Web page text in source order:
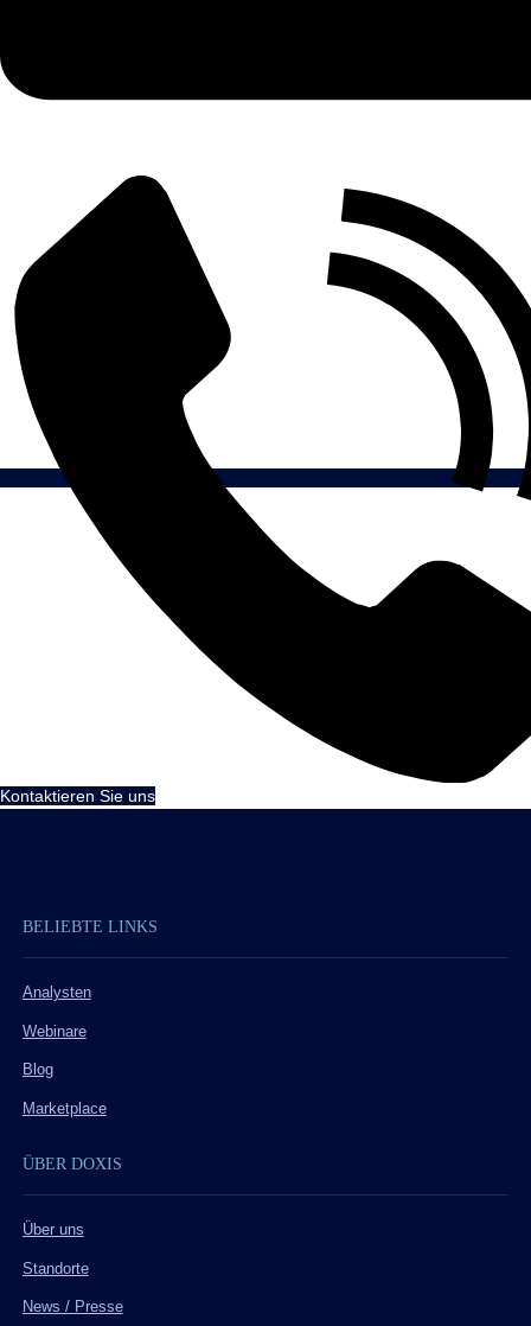
Kontaktieren Sie uns
BELIEBTE LINKS
Analysten
Webinare
Blog
Marketplace
ÜBER DOXIS
Über uns
Standorte
News / Presse